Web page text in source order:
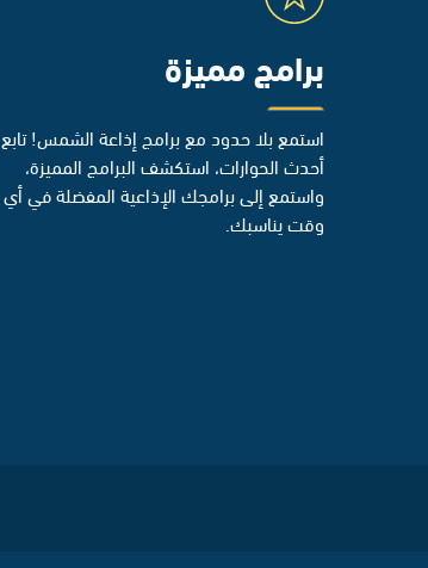
برامج مميزة
استمع بلا حدود مع برامج إذاعة الشمس! تابع
أحدث الحوارات، استكشف البرامج المميزة،
واستمع إلى برامجك الإذاعية المفضلة في أي
وقت يناسبك.